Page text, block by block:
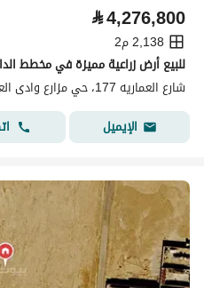
⃁4,276,800
2,138 م2
للبيع أرض زراعية مميزة في مخطط
شارع العماريه 177، حي مزارع وادى العماريه، العمارية منطقة الرياض
الإيميل